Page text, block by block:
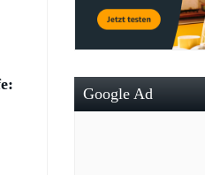
Google Ad